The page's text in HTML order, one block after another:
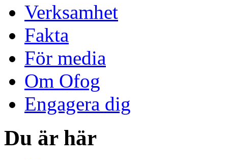
Verksamhet
Fakta
För media
Om Ofog
Engagera dig
Du är här